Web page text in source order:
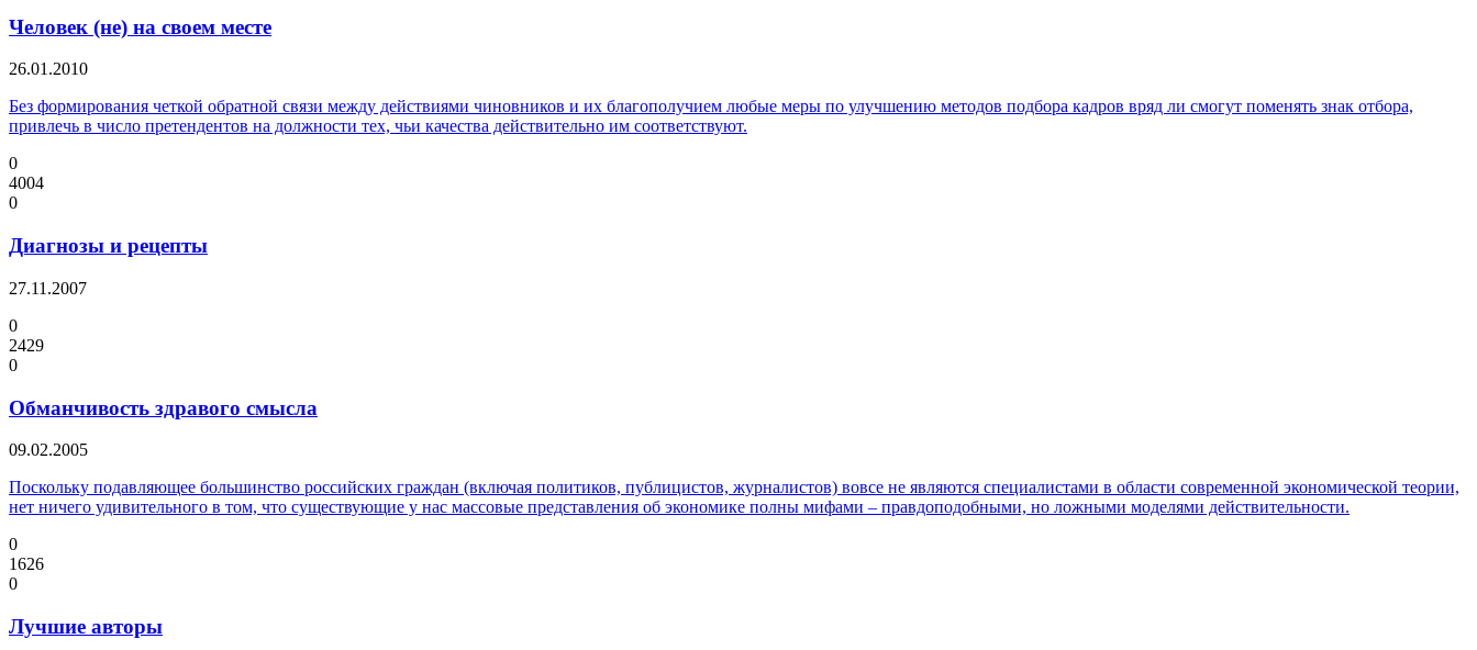
Человек (не) на своем месте
26.01.2010
Без формирования четкой обратной связи между действиями чиновников и их благополучием любые меры по улучшению методов подбора кадров вряд ли смогут поменять знак отбора,
привлечь в число претендентов на должности тех, чьи качества действительно им соответствуют.
0
4004
0
Диагнозы и рецепты
27.11.2007
0
2429
0
Обманчивость здравого смысла
09.02.2005
Поскольку подавляющее большинство российских граждан (включая политиков, публицистов, журналистов) вовсе не являются специалистами в области современной экономической теории,
нет ничего удивительного в том, что существующие у нас массовые представления об экономике полны мифами – правдоподобными, но ложными моделями действительности.
0
1626
0
Лучшие авторы